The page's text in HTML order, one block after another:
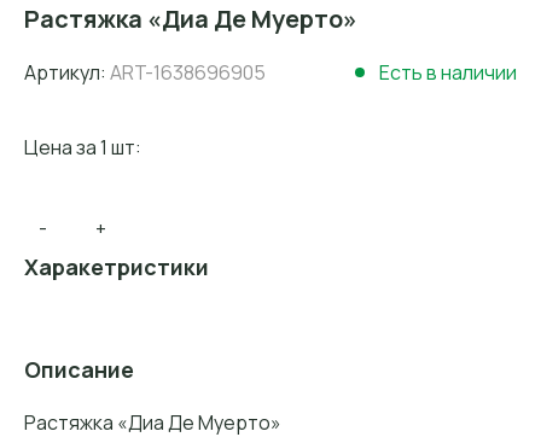
Растяжка «Диа Де Муерто»
Артикул: ART-1638696905 Есть в наличии
Цена за 1 шт:
- +
Харакетристики
Описание
Растяжка «Диа Де Муерто»